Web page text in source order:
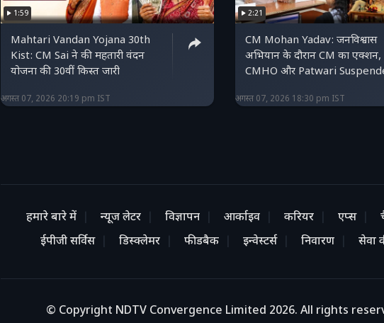
1:59
Mahtari Vandan Yojana 30th
Kist: CM Sai ने की महतारी वंदन
योजना की 30वीं किस्त जारी
अगस्त 07, 2026 20:19 pm IST
2:21
CM Mohan Yadav: जनविश्वास
अभियान के दौरान CM का एक्शन,
CMHO और Patwari
अगस्त 07, 2026 18:30 pm IST
हमारे बारे में न्यूज लेटर विज्ञापन आर्काइव करियर एप्स
ईपीजी सर्विस
डिस्क्लेमर फीडबैक इन्वेस्टर्स निवारण सेवा
© Copyright NDTV Convergence Limited 2026. All rights